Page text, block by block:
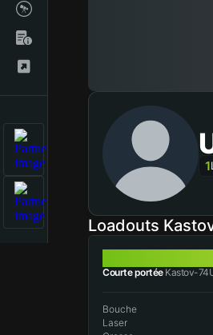
1
Loadouts
Courte portéeKastov-
Bouche
Laser